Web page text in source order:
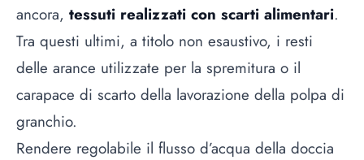
ancora, tessuti realizzati con scarti alimentari.
Tra questi ultimi, a titolo non esaustivo, i resti
delle arance utilizzate per la spremitura o il
carapace di scarto della lavorazione della polpa di
granchio.
Rendere regolabile il flusso d’acqua della doccia